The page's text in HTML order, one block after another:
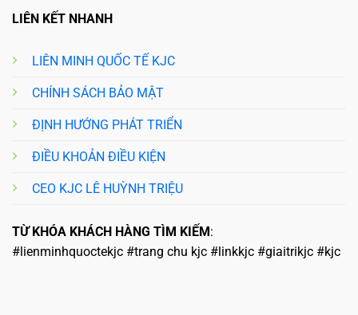
LIÊN KẾT NHANH
LIÊN MINH QUỐC TẾ KJC
CHÍNH SÁCH BẢO MẬT
ĐỊNH HƯỚNG PHÁT TRIỂN
ĐIỀU KHOẢN ĐIỀU KIỆN
CEO KJC LÊ HUỲNH TRIỆU
TỪ KHÓA KHÁCH HÀNG TÌM KIẾM:
#lienminhquoctekjc #trang chu kjc #linkkjc #giaitrikjc #kjc